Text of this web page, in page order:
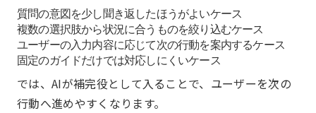
質問の意図を少し聞き返したほうがよいケース
複数の選択肢から状況に合うものを絞り込むケース
ユーザーの入力内容に応じて次の行動を案内するケース
固定のガイドだけでは対応しにくいケース
では、AIが補完役として入ることで、ユーザーを次の
行動へ進めやすくなります。